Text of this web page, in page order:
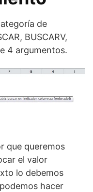
de
BUSCARV,
4 argumentos.
que queremos
el valor
lo debemos
hacer